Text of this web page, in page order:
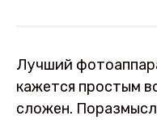
Лучший
кажется простым
сложен.